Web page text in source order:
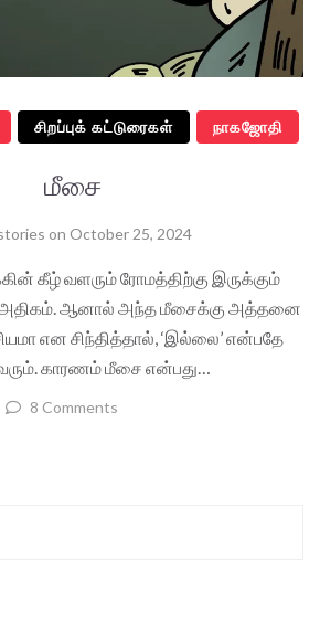
சிறப்புக் கட்டுரைகள் நாகஜோதி
மீசை
on October 25, 2024
கீழ் வளரும் ரோமத்திற்கு இருக்கும்
அதிகம். ஆனால் அந்த மீசைக்கு அத்தனை
என சிந்தித்தால், ‘இல்லை’ என்பதே
காரணம் மீசை என்பது…
8 Comments